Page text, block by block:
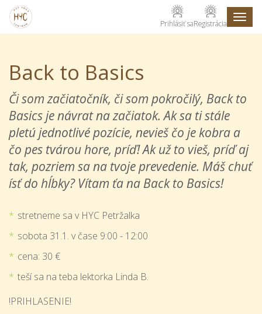
Prihlásiť saRegistrácia
Back to Basics
Či som začiatočník, či som pokročilý, Back to
Basics je návrat na začiatok. Ak sa ti stále
pletú jednotlivé pozície, nevieš čo je kobra a
čo pes tvárou hore, príď! Ak už to vieš, príď aj
tak, pozriem sa na tvoje prevedenie. Máš chuť
ísť do hĺbky? Vítam ťa na Back to Basics!
stretneme sa v HYC Petržalka
sobota 31.1. v čase 9:00 - 12:00
cena: 30 €
teší sa na teba lektorka Linda B.
!PRIHLASENIE!